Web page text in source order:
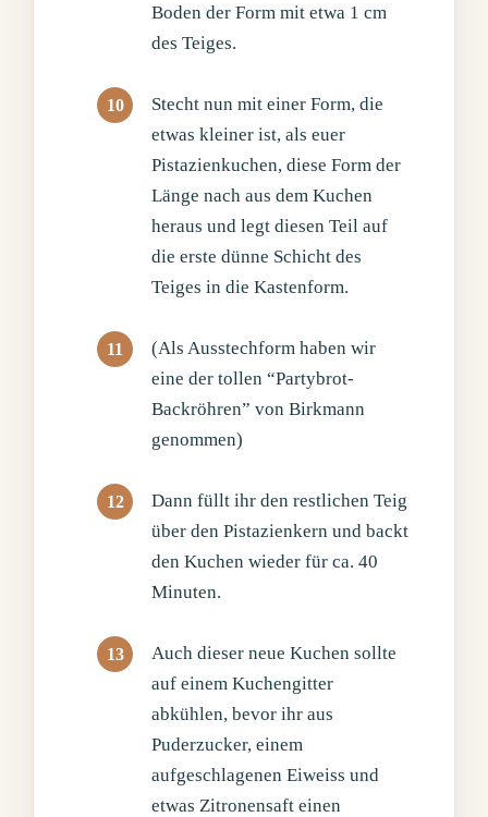
Boden der Form mit etwa 1 cm
des Teiges.
Stecht nun mit einer Form, die
etwas kleiner ist, als euer
Pistazienkuchen, diese Form der
Länge nach aus dem Kuchen
heraus und legt diesen Teil auf
die erste dünne Schicht des
Teiges in die Kastenform.
(Als Ausstechform haben wir
eine der tollen “Partybrot-
Backröhren” von Birkmann
genommen)
Dann füllt ihr den restlichen Teig
über den Pistazienkern und backt
den Kuchen wieder für ca. 40
Minuten.
Auch dieser neue Kuchen sollte
auf einem Kuchengitter
abkühlen, bevor ihr aus
Puderzucker, einem
aufgeschlagenen Eiweiss und
etwas Zitronensaft einen